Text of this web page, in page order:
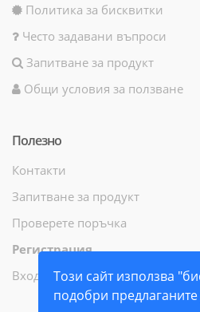
Този сайт използва
подобри предлаганите
Политика за бисквитки
Често задавани въпроси
Запитване за продукт
Общи условия за ползване
Полезно
Контакти
Запитване за продукт
Проверете поръчка
Регистрация
Вход